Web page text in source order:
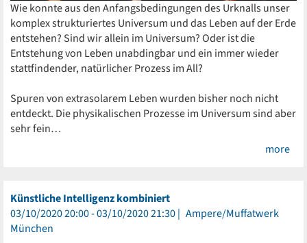
Wie konnte aus den Anfangsbedingungen des Urknalls unser
komplex strukturiertes Universum und das Leben auf der Erde
entstehen? Sind wir allein im Universum? Oder ist die
Entstehung von Leben unabdingbar und ein immer wieder
stattfindender, natürlicher Prozess im All?
Spuren von extrasolarem Leben wurden bisher noch nicht
entdeckt. Die physikalischen Prozesse im Universum sind aber
sehr fein…
more
Künstliche Intelligenz kombiniert
03/10/2020 20:00 - 03/10/2020 21:30
Ampere/Muffatwerk
München